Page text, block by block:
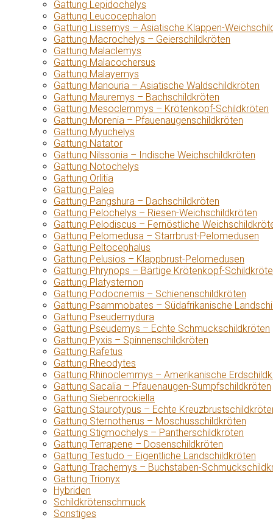
Gattung Lepidochelys
Gattung Leucocephalon
Gattung Lissemys – Asiatische Klappen-
Gattung Macrochelys – Geierschildkröten
Gattung Malaclemys
Gattung Malacochersus
Gattung Malayemys
Gattung Manouria – Asiatische Waldschildkröten
Gattung Mauremys – Bachschildkröten
Gattung Mesoclemmys – Krötenkopf-Schildkröten
Gattung Morenia – Pfauenaugenschildkröten
Gattung Myuchelys
Gattung Natator
Gattung Nilssonia – Indische Weichschildkröten
Gattung Notochelys
Gattung Orlitia
Gattung Palea
Gattung Pangshura – Dachschildkröten
Gattung Pelochelys – Riesen-Weichschildkröten
Gattung Pelodiscus – Fernöstliche
Gattung Pelomedusa – Starrbrust-Pelomedusen
Gattung Peltocephalus
Gattung Pelusios – Klappbrust-Pelomedusen
Gattung Phrynops – Bärtige Krötenkopf-
Gattung Platysternon
Gattung Podocnemis – Schienenschildkröten
Gattung Psammobates – Südafrikanische
Gattung Pseudemydura
Gattung Pseudemys – Echte Schmuckschildkröten
Gattung Pyxis – Spinnenschildkröten
Gattung Rafetus
Gattung Rheodytes
Gattung Rhinoclemmys – Amerikanische
Gattung Sacalia – Pfauenaugen-Sumpfschildkröten
Gattung Siebenrockiella
Gattung Staurotypus – Echte
Gattung Sternotherus – Moschusschildkröten
Gattung Stigmochelys – Pantherschildkröten
Gattung Terrapene – Dosenschildkröten
Gattung Testudo – Eigentliche Landschildkröten
Gattung Trachemys – Buchstaben-
Gattung Trionyx
Hybriden
Schildkrötenschmuck
Sonstiges